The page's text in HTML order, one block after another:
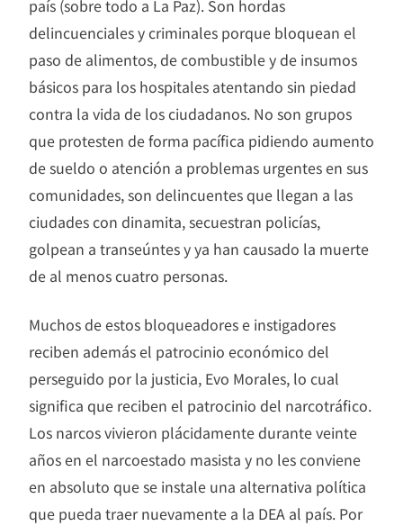
país (sobre todo a La Paz). Son hordas
delincuenciales y criminales porque bloquean el
paso de alimentos, de combustible y de insumos
básicos para los hospitales atentando sin piedad
contra la vida de los ciudadanos. No son grupos
que protesten de forma pacífica pidiendo aumento
de sueldo o atención a problemas urgentes en sus
comunidades, son delincuentes que llegan a las
ciudades con dinamita, secuestran policías,
golpean a transeúntes y ya han causado la muerte
de al menos cuatro personas.
Muchos de estos bloqueadores e instigadores
reciben además el patrocinio económico del
perseguido por la justicia, Evo Morales, lo cual
significa que reciben el patrocinio del narcotráfico.
Los narcos vivieron plácidamente durante veinte
años en el narcoestado masista y no les conviene
en absoluto que se instale una alternativa política
que pueda traer nuevamente a la DEA al país. Por